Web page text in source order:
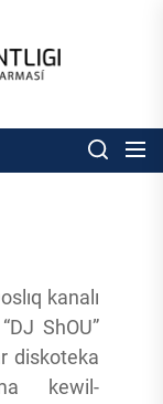
Respublikası
basqarması
kanalı
ShOU”
diskoteka
kewil-